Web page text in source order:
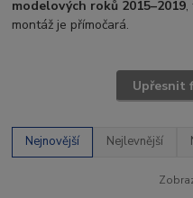
modelových roků 2015–2019,
montáž je přímočará.
Upřesnit
Nejnovější Nejlevnější